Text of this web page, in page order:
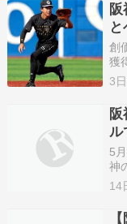
塁
創
獲
地
す
野
3
ル
5
神
部
14